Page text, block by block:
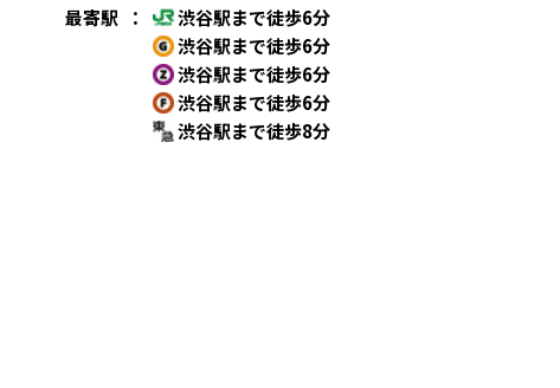
最寄駅
：
渋谷駅まで徒歩6分
渋谷駅まで徒歩6分
渋谷駅まで徒歩6分
渋谷駅まで徒歩6分
渋谷駅まで徒歩8分